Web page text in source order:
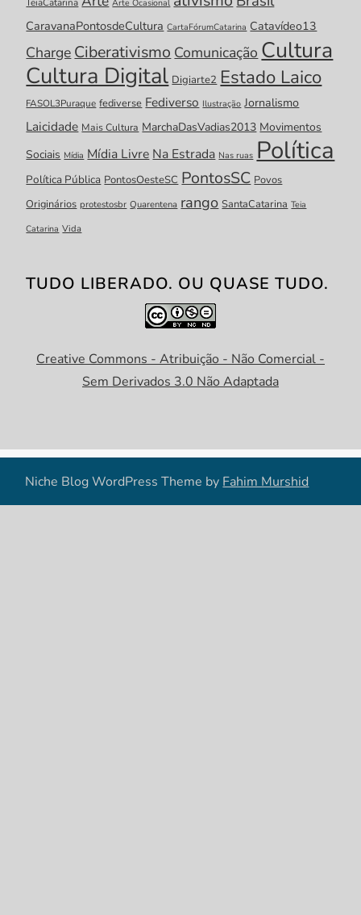
TeiaCatarina Arte Ocasional
CaravanaPontosdeCultura CartaFórumCatarina Catavídeo13
ChargeCiberativismoComunicação Cultura
Cultura Digital Digiarte2 Estado Laico
FASOL3Puraque fediverse Fediverso Ilustração Jornalismo
Laicidade Mais Cultura MarchaDasVadias2013 Movimentos
Sociais Mídia Mídia LivreNa Estrada Nas ruas Política
Política Pública PontosOesteSC PontosSC Povos
Originários protestosbr Quarentena rango SantaCatarina Teia
Catarina Vida
TUDO LIBERADO. OU QUASE TUDO.
Creative Commons - Atribuição - Não Comercial -
Sem Derivados 3.0 Não Adaptada
Niche Blog WordPress Theme byFahim Murshid